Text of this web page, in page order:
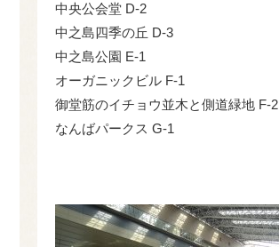
中央公会堂 D-2
中之島四季の丘 D-3
中之島公園 E-1
オーガニックビル F-1
御堂筋のイチョウ並木と側道緑地 F-2
なんばパークス G-1